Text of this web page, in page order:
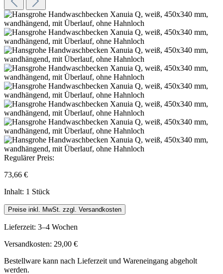
Regulärer Preis:
73,66 €
Inhalt: 1 Stück
Preise inkl. MwSt. zzgl. Versandkosten
Lieferzeit: 3–4 Wochen
Versandkosten: 29,00 €
Bestellware kann nach Lieferzeit und Wareneingang abgeholt
werden.